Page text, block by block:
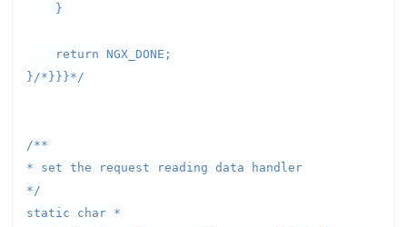
}
return NGX_DONE;
}/*}}}*/
/**
* set the request reading data handler
*/
static char *